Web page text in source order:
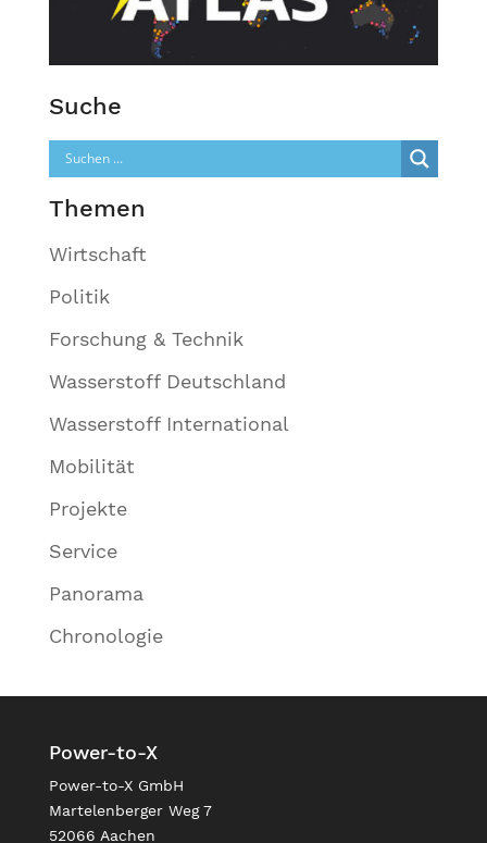
Suche
Themen
Wirtschaft
Politik
Forschung & Technik
Wasserstoff Deutschland
Wasserstoff International
Mobilität
Projekte
Service
Panorama
Chronologie
Power-to-X
Power-to-X GmbH
Martelenberger Weg 7
52066 Aachen